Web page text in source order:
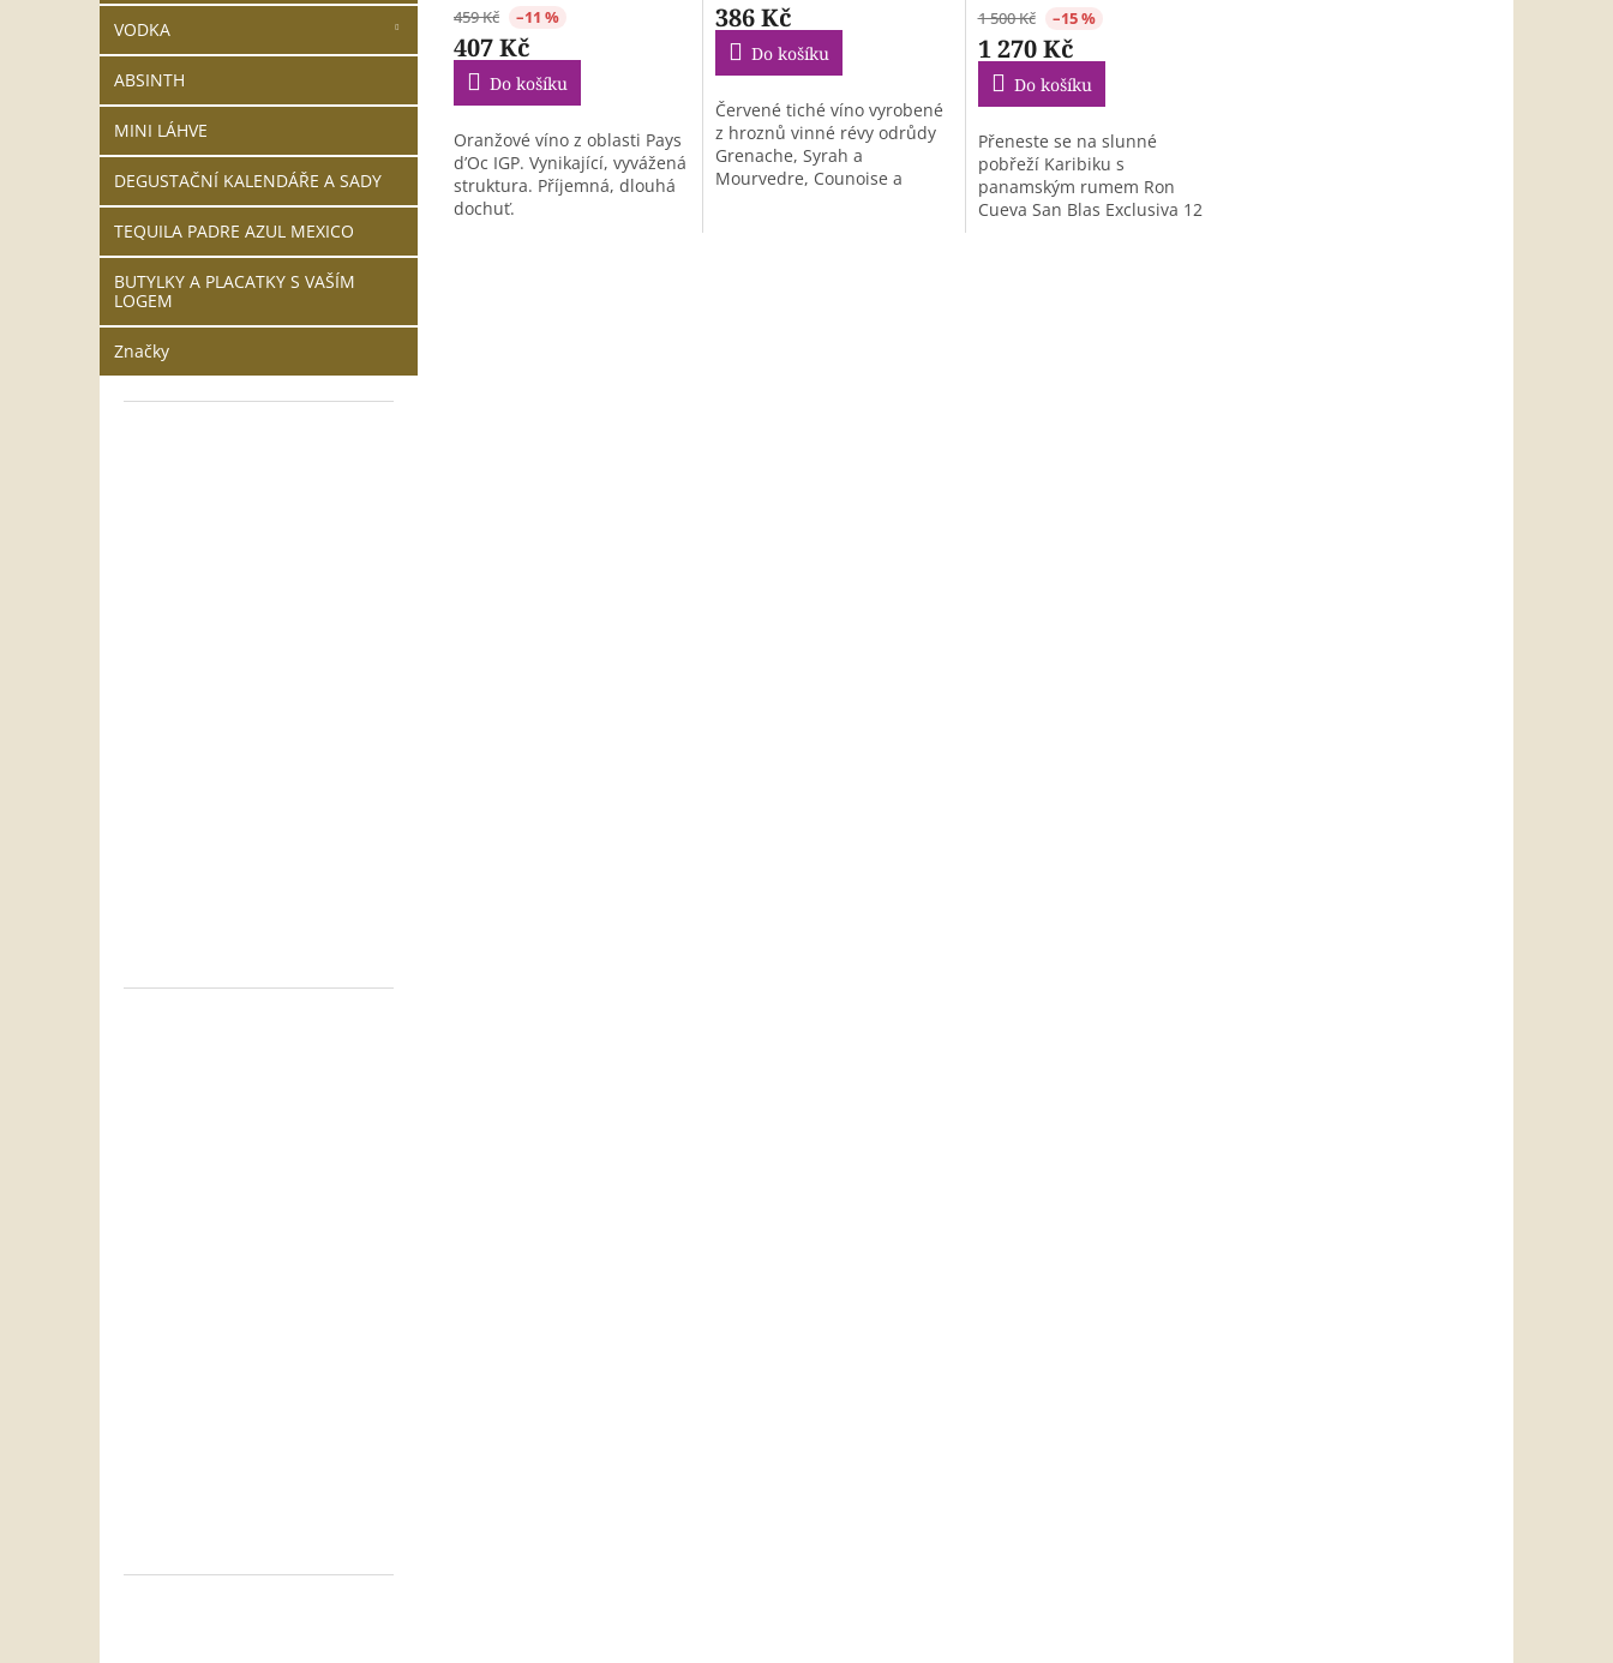
VODKA
ABSINTH
MINI LÁHVE
DEGUSTAČNÍ KALENDÁŘE A SADY
TEQUILA PADRE AZUL MEXICO
BUTYLKY A PLACATKY S VAŠÍM
LOGEM
Značky
459 Kč –11 %
407 Kč
Do košíku
Oranžové víno z oblasti Pays
d’Oc IGP. Vynikající, vyvážená
struktura. Příjemná, dlouhá
dochuť.
386 Kč
Do košíku
Červené tiché víno vyrobené
z hroznů vinné révy odrůdy
Grenache, Syrah a
Mourvedre, Counoise a
1 500 Kč –15 %
1 270 Kč
Do košíku
Přeneste se na slunné
pobřeží Karibiku s
panamským rumem Ron
Cueva San Blas Exclusiva 12